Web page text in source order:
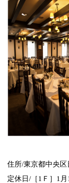
住所/東京都中央
定休日/［1Ｆ］1